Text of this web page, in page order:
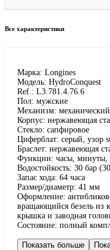
Все характеристики
Марка: Longines
Модель: HydroConquest
Ref.: L3.781.4.76.6
Пол: мужские
Механизм:
Корпус: нержавеющая
Стекло: сапфировое
Циферблат: серый, узор
Браслет: нержавеющая
Функции: часы, минуты,
Водостойкость: 30 бар
Запас хода: 64 часа
Размер/диаметр: 41 мм
Оформление:
вращающийся безель из
крышка и заводная
Состояние: полный
Показать больше